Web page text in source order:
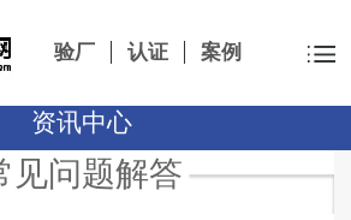
验厂 认证 案例
资讯中心
见问题解答